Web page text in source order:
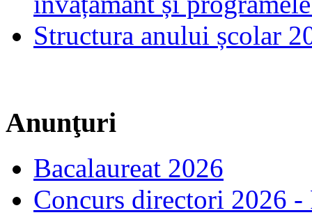
Structura anului școlar
Anunţuri
Bacalaureat 2026
Concurs directori 2026 -